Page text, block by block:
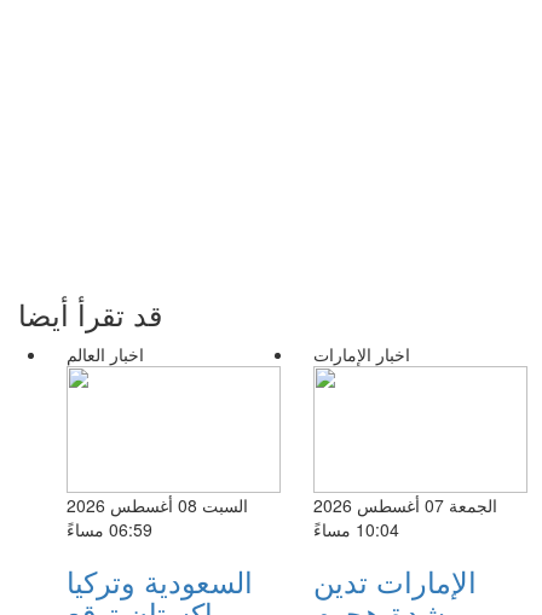
قد تقرأ أيضا
اخبار العالم
السبت 08 أغسطس 2026
06:59 مساءً
السعودية وتركيا
اخبار الإمارات
الجمعة 07 أغسطس 2026
10:04 مساءً
الإمارات تدين